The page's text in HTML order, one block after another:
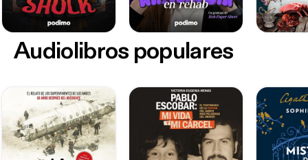
Audiolibros populares